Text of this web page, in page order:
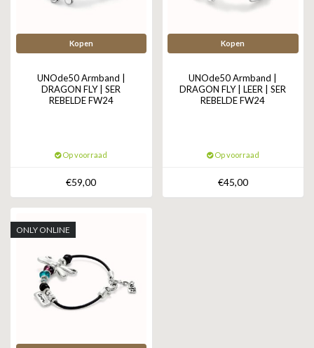
Kopen
UNOde50 Armband |
DRAGON FLY | SER
REBELDE FW24
Op voorraad
€59,00
Kopen
UNOde50 Armband |
DRAGON FLY | LEER | SER
REBELDE FW24
Op voorraad
€45,00
ONLY ONLINE